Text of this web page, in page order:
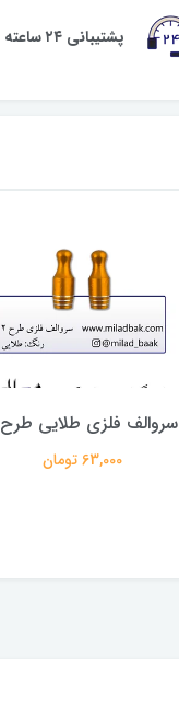
پشتیبانی ۲۴ ساعته
سروالف فلزی طلایی طرح 2
63,000 تومان